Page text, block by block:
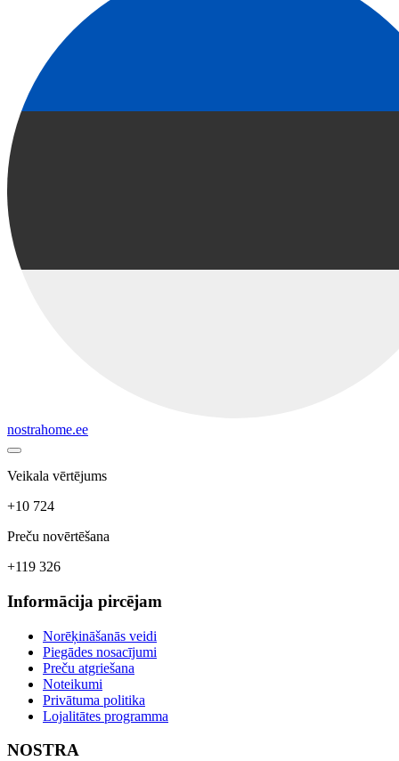
nostrahome.ee
Veikala vērtējums
+10 724
Preču novērtēšana
+119 326
Informācija pircējam
Norēķināšanās veidi
Piegādes nosacījumi
Preču atgriešana
Noteikumi
Privātuma politika
Lojalitātes programma
NOSTRA